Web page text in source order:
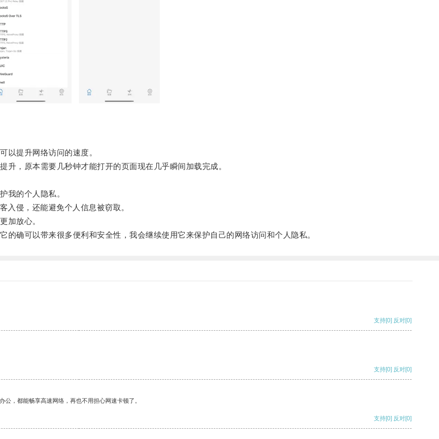
提升网络访问的速度。
，原本需要几秒钟才能打开的页面现在几乎瞬间加载完成。
的个人隐私。
侵，还能避免个人信息被窃取。
加放心。
可以带来很多便利和安全性，我会继续使用它来保护自己的网络访问和个人隐私。
支持[0] 反对[0]
支持[0] 反对[0]
，都能畅享高速网络，再也不用担心网速卡顿了。
支持[0] 反对[0]